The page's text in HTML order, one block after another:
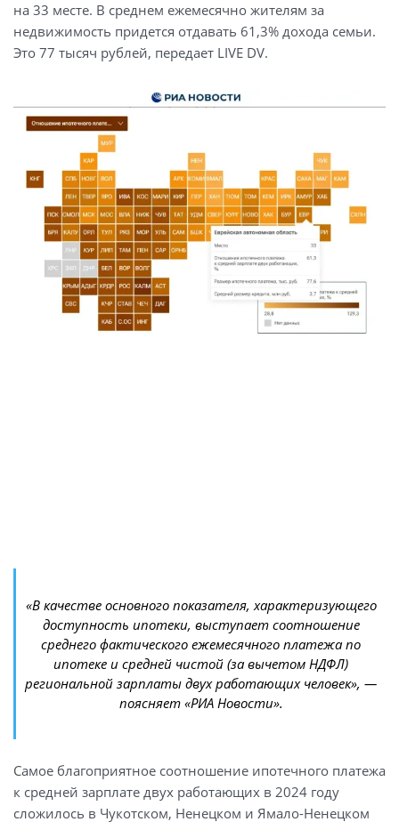
на 33 месте. В среднем ежемесячно жителям за
недвижимость придется отдавать 61,3% дохода семьи.
Это 77 тысяч рублей, передает LIVE DV.
«В качестве основного показателя, характеризующего
доступность ипотеки, выступает соотношение
среднего фактического ежемесячного платежа по
ипотеке и средней чистой (за вычетом НДФЛ)
региональной зарплаты двух работающих человек», —
поясняет «РИА Новости».
Самое благоприятное соотношение ипотечного платежа
к средней зарплате двух работающих в 2024 году
сложилось в Чукотском, Ненецком и Ямало-Ненецком